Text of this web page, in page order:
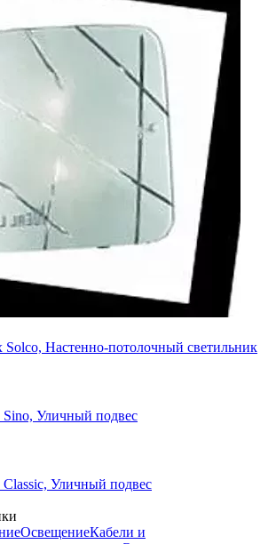
Solco, Настенно-потолочный светильник
Sino, Уличный подвес
Classic, Уличный подвес
ОсвещениеКабели и